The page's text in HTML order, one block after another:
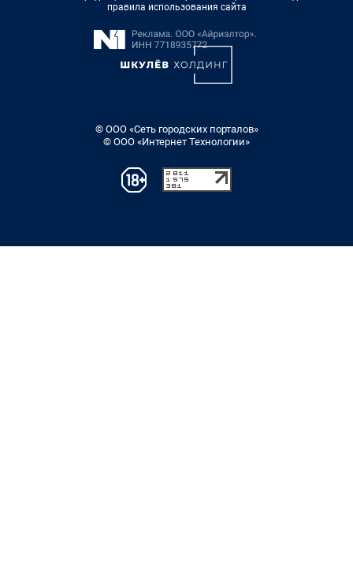
правила использования сайта
© ООО «Сеть городских порталов»
© ООО «Интернет Технологии»